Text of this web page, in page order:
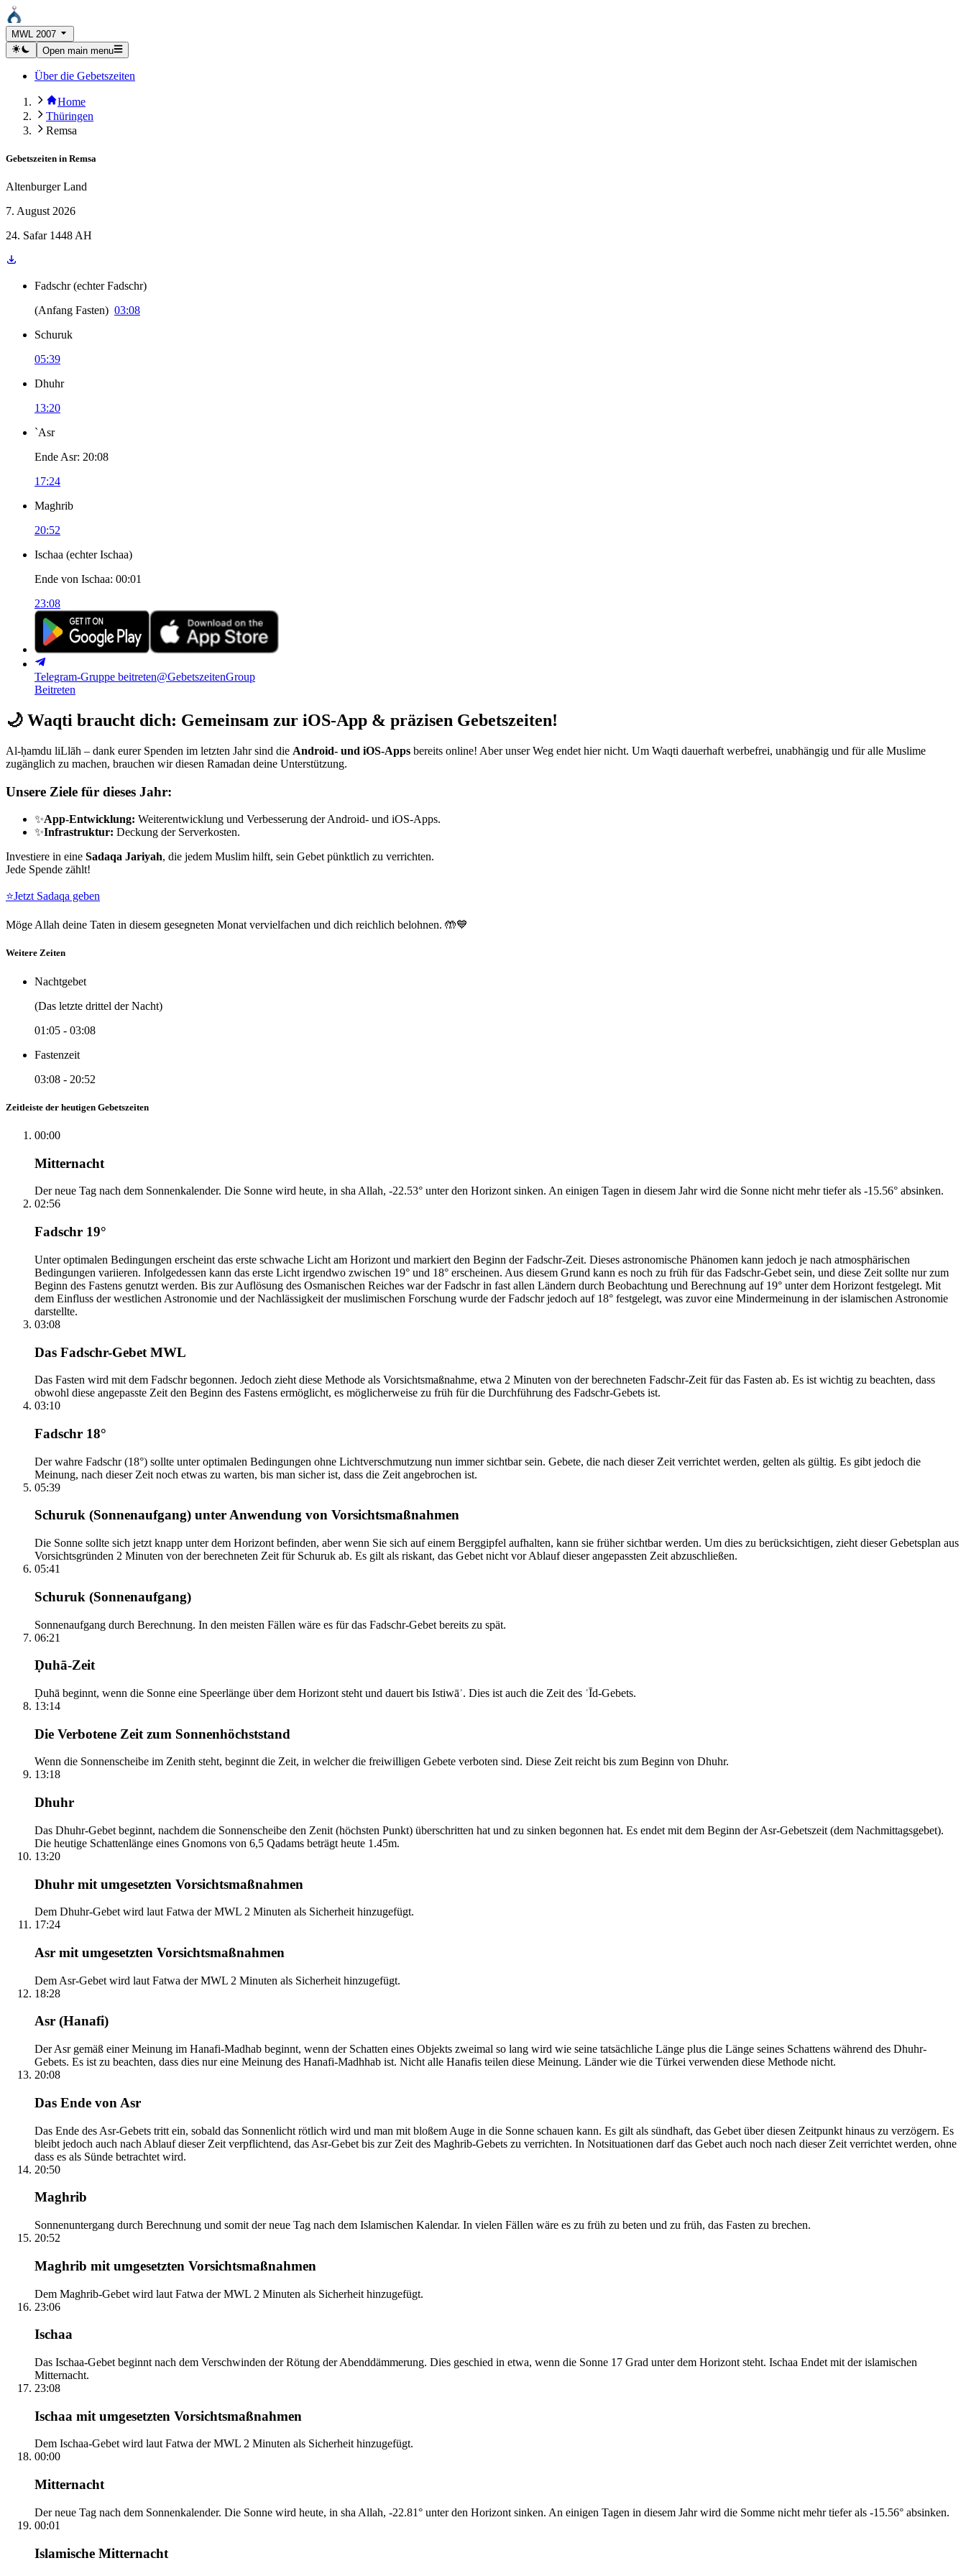
MWL 2007
Open main menu
Über die Gebetszeiten
Home
Thüringen
Remsa
Gebetszeiten in Remsa
Altenburger Land
7. August 2026
24. Safar 1448 AH
Fadschr (echter Fadschr)
(Anfang Fasten) 03:08
Schuruk
05:39
Dhuhr
13:20
`Asr
Ende Asr: 20:08
17:24
Maghrib
20:52
Ischaa (echter Ischaa)
Ende von Ischaa: 00:01
23:08
Telegram-Gruppe beitreten@GebetszeitenGroup
Beitreten
🌙 Waqti braucht dich: Gemeinsam zur iOS-App & präzisen Gebetszeiten!
Al-ḥamdu liLlāh – dank eurer Spenden im letzten Jahr sind die Android- und iOS-Apps bereits online! Aber unser Weg endet hier nicht. Um Waqti dauerhaft werbefrei, unabhängig und für alle Muslime
zugänglich zu machen, brauchen wir diesen Ramadan deine Unterstützung.
Unsere Ziele für dieses Jahr:
✨App-Entwicklung: Weiterentwicklung und Verbesserung der Android- und iOS-Apps.
✨Infrastruktur: Deckung der Serverkosten.
Investiere in eine Sadaqa Jariyah, die jedem Muslim hilft, sein Gebet pünktlich zu verrichten.
Jede Spende zählt!
⭐Jetzt Sadaqa geben
Möge Allah deine Taten in diesem gesegneten Monat vervielfachen und dich reichlich belohnen. 🤲💙
Weitere Zeiten
Nachtgebet
(Das letzte drittel der Nacht)
01:05 - 03:08
Fastenzeit
03:08 - 20:52
Zeitleiste der heutigen Gebetszeiten
00:00
Mitternacht
Der neue Tag nach dem Sonnenkalender. Die Sonne wird heute, in sha Allah, -22.53° unter den Horizont sinken. An einigen Tagen in diesem Jahr wird die Sonne nicht mehr tiefer als -15.56° absinken.
02:56
Fadschr 19°
Unter optimalen Bedingungen erscheint das erste schwache Licht am Horizont und markiert den Beginn der Fadschr-Zeit. Dieses astronomische Phänomen kann jedoch je nach atmosphärischen
Bedingungen variieren. Infolgedessen kann das erste Licht irgendwo zwischen 19° und 18° erscheinen. Aus diesem Grund kann es noch zu früh für das Fadschr-Gebet sein, und diese Zeit sollte nur zum
Beginn des Fastens genutzt werden. Bis zur Auflösung des Osmanischen Reiches war der Fadschr in fast allen Ländern durch Beobachtung und Berechnung auf 19° unter dem Horizont festgelegt. Mit
dem Einfluss der westlichen Astronomie und der Nachlässigkeit der muslimischen Forschung wurde der Fadschr jedoch auf 18° festgelegt, was zuvor eine Mindermeinung in der islamischen Astronomie
darstellte.
03:08
Das Fadschr-Gebet MWL
Das Fasten wird mit dem Fadschr begonnen. Jedoch zieht diese Methode als Vorsichtsmaßnahme, etwa 2 Minuten von der berechneten Fadschr-Zeit für das Fasten ab. Es ist wichtig zu beachten, dass
obwohl diese angepasste Zeit den Beginn des Fastens ermöglicht, es möglicherweise zu früh für die Durchführung des Fadschr-Gebets ist.
03:10
Fadschr 18°
Der wahre Fadschr (18°) sollte unter optimalen Bedingungen ohne Lichtverschmutzung nun immer sichtbar sein. Gebete, die nach dieser Zeit verrichtet werden, gelten als gültig. Es gibt jedoch die
Meinung, nach dieser Zeit noch etwas zu warten, bis man sicher ist, dass die Zeit angebrochen ist.
05:39
Schuruk (Sonnenaufgang) unter Anwendung von Vorsichtsmaßnahmen
Die Sonne sollte sich jetzt knapp unter dem Horizont befinden, aber wenn Sie sich auf einem Berggipfel aufhalten, kann sie früher sichtbar werden. Um dies zu berücksichtigen, zieht dieser Gebetsplan aus
Vorsichtsgründen 2 Minuten von der berechneten Zeit für Schuruk ab. Es gilt als riskant, das Gebet nicht vor Ablauf dieser angepassten Zeit abzuschließen.
05:41
Schuruk (Sonnenaufgang)
Sonnenaufgang durch Berechnung. In den meisten Fällen wäre es für das Fadschr-Gebet bereits zu spät.
06:21
Ḍuhā-Zeit
Ḍuhā beginnt, wenn die Sonne eine Speerlänge über dem Horizont steht und dauert bis Istiwāʾ. Dies ist auch die Zeit des ʿĪd-Gebets.
13:14
Die Verbotene Zeit zum Sonnenhöchststand
Wenn die Sonnenscheibe im Zenith steht, beginnt die Zeit, in welcher die freiwilligen Gebete verboten sind. Diese Zeit reicht bis zum Beginn von Dhuhr.
13:18
Dhuhr
Das Dhuhr-Gebet beginnt, nachdem die Sonnenscheibe den Zenit (höchsten Punkt) überschritten hat und zu sinken begonnen hat. Es endet mit dem Beginn der Asr-Gebetszeit (dem Nachmittagsgebet).
Die heutige Schattenlänge eines Gnomons von 6,5 Qadams beträgt heute 1.45m.
13:20
Dhuhr mit umgesetzten Vorsichtsmaßnahmen
Dem Dhuhr-Gebet wird laut Fatwa der MWL 2 Minuten als Sicherheit hinzugefügt.
17:24
Asr mit umgesetzten Vorsichtsmaßnahmen
Dem Asr-Gebet wird laut Fatwa der MWL 2 Minuten als Sicherheit hinzugefügt.
18:28
Asr (Hanafi)
Der Asr gemäß einer Meinung im Hanafi-Madhab beginnt, wenn der Schatten eines Objekts zweimal so lang wird wie seine tatsächliche Länge plus die Länge seines Schattens während des Dhuhr-
Gebets. Es ist zu beachten, dass dies nur eine Meinung des Hanafi-Madhhab ist. Nicht alle Hanafis teilen diese Meinung. Länder wie die Türkei verwenden diese Methode nicht.
20:08
Das Ende von Asr
Das Ende des Asr-Gebets tritt ein, sobald das Sonnenlicht rötlich wird und man mit bloßem Auge in die Sonne schauen kann. Es gilt als sündhaft, das Gebet über diesen Zeitpunkt hinaus zu verzögern. Es
bleibt jedoch auch nach Ablauf dieser Zeit verpflichtend, das Asr-Gebet bis zur Zeit des Maghrib-Gebets zu verrichten. In Notsituationen darf das Gebet auch noch nach dieser Zeit verrichtet werden, ohne
dass es als Sünde betrachtet wird.
20:50
Maghrib
Sonnenuntergang durch Berechnung und somit der neue Tag nach dem Islamischen Kalendar. In vielen Fällen wäre es zu früh zu beten und zu früh, das Fasten zu brechen.
20:52
Maghrib mit umgesetzten Vorsichtsmaßnahmen
Dem Maghrib-Gebet wird laut Fatwa der MWL 2 Minuten als Sicherheit hinzugefügt.
23:06
Ischaa
Das Ischaa-Gebet beginnt nach dem Verschwinden der Rötung der Abenddämmerung. Dies geschied in etwa, wenn die Sonne 17 Grad unter dem Horizont steht. Ischaa Endet mit der islamischen
Mitternacht.
23:08
Ischaa mit umgesetzten Vorsichtsmaßnahmen
Dem Ischaa-Gebet wird laut Fatwa der MWL 2 Minuten als Sicherheit hinzugefügt.
00:00
Mitternacht
Der neue Tag nach dem Sonnenkalender. Die Sonne wird heute, in sha Allah, -22.81° unter den Horizont sinken. An einigen Tagen in diesem Jahr wird die Somme nicht mehr tiefer als -15.56° absinken.
00:01
Islamische Mitternacht